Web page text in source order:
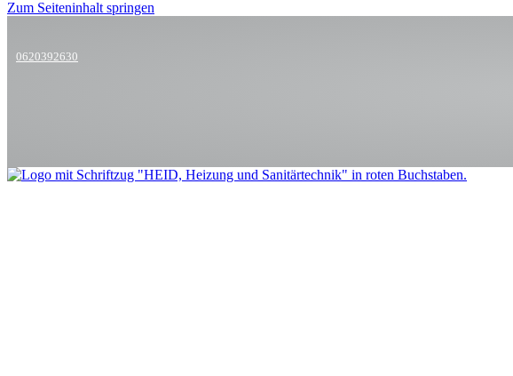
Zum Seiteninhalt springen
0620392630